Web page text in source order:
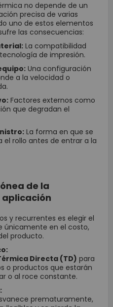
no depende de un
precisa de varias
uno de estos elementos
las consecuencias:
La compatibilidad
de impresión.
Una configuración
a la velocidad o
Factores externos como
que degradan el
La forma en que se
rollo antes de entrar a la
de la
y recurrentes es elegir el
únicamente en el costo,
producto.
Directa (TD) para
o productos que estarán
o al roce constante.
prematuramente,